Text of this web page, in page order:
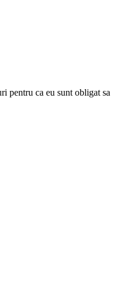
pentru ca eu sunt obligat sa